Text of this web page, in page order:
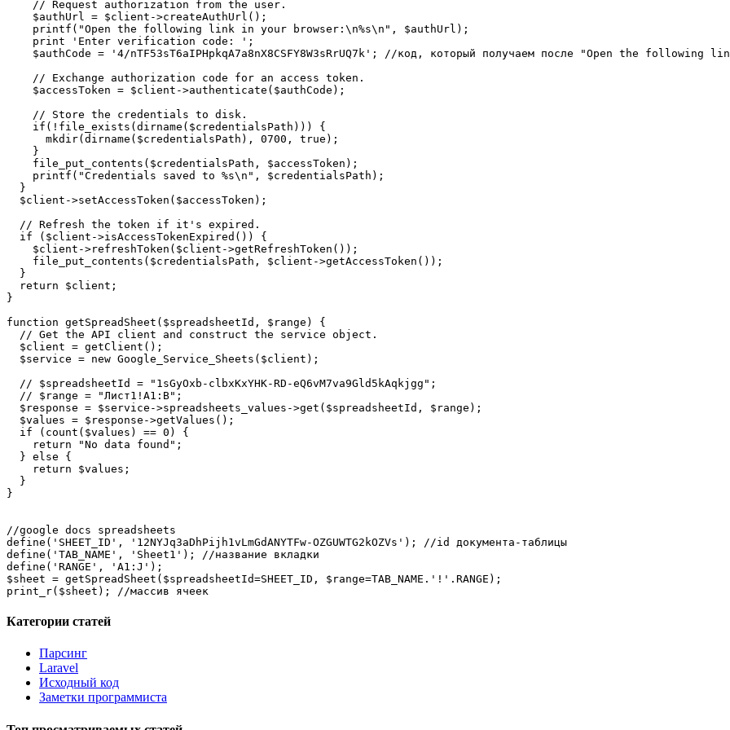
    // Request authorization from the user.
    $authUrl = $client->createAuthUrl();
    printf("Open the following link in your browser:\n%s\n", $authUrl);
    print 'Enter verification code: ';
$authCode = '4/nTF53sT6aIPHpkqA7a8nX8CSFY8W3sRrUQ7k'; //код, который получаем после "Open the following
    // Exchange authorization code for an access token.
    $accessToken = $client->authenticate($authCode);
    // Store the credentials to disk.
    if(!file_exists(dirname($credentialsPath))) {
      mkdir(dirname($credentialsPath), 0700, true);
    }
    file_put_contents($credentialsPath, $accessToken);
    printf("Credentials saved to %s\n", $credentialsPath);
  }
  $client->setAccessToken($accessToken);
  // Refresh the token if it's expired.
  if ($client->isAccessTokenExpired()) {
    $client->refreshToken($client->getRefreshToken());
    file_put_contents($credentialsPath, $client->getAccessToken());
  }
  return $client;
}
function getSpreadSheet($spreadsheetId, $range) {
  // Get the API client and construct the service object.
  $client = getClient();
  $service = new Google_Service_Sheets($client);
  // $spreadsheetId = "1sGyOxb-clbxKxYHK-RD-eQ6vM7va9Gld5kAqkjgg";
  // $range = "Лист1!A1:B";
  $response = $service->spreadsheets_values->get($spreadsheetId, $range);
  $values = $response->getValues();
  if (count($values) == 0) {
    return "No data found";
  } else {
    return $values;
  }
}
//google docs spreadsheets
define('SHEET_ID', '12NYJq3aDhPijh1vLmGdANYTFw-OZGUWTG2kOZVs'); //id документа-таблицы
define('TAB_NAME', 'Sheet1'); //название вкладки
define('RANGE', 'A1:J');
$sheet = getSpreadSheet($spreadsheetId=SHEET_ID, $range=TAB_NAME.'!'.RANGE);
print_r($sheet); //массив ячеек
Категории статей
Парсинг
Laravel
Исходный код
Заметки программиста